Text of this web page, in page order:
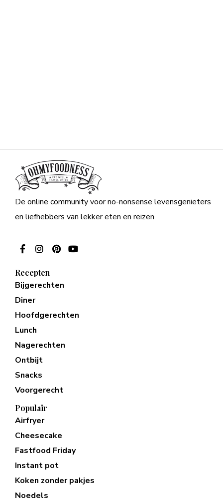
De online community voor no-nonsense levensgenieters
en liefhebbers van lekker eten en reizen
Recepten
Bijgerechten
Diner
Hoofdgerechten
Lunch
Nagerechten
Ontbijt
Snacks
Voorgerecht
Populair
Airfryer
Cheesecake
Fastfood Friday
Instant pot
Koken zonder pakjes
Noedels